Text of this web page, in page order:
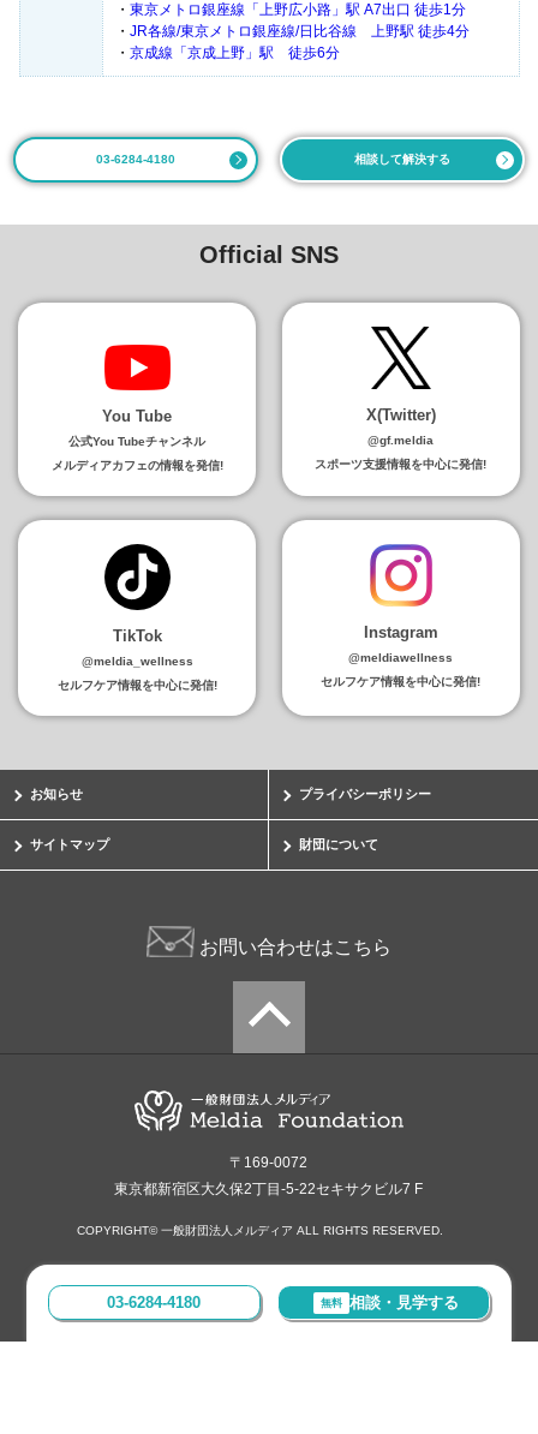
03-6284-4180 無料 相談・見学する
・ 東京メトロ銀座線「上野広小路」駅 A7出口 徒歩1分
・ JR各線/東京メトロ銀座線/日比谷線 上野駅 徒歩4分
・ 京成線「京成上野」駅 徒歩6分
03-6284-4180 相談して解決する
Official SNS
You Tube
公式You Tubeチャンネル
メルディアカフェの情報を発信!
X(Twitter)
@gf.meldia
スポーツ支援情報を中心に発信!
TikTok
@meldia_wellness
セルフケア情報を中心に発信!
Instagram
@meldiawellness
セルフケア情報を中心に発信!
お知らせ プライバシーポリシー
サイトマップ 財団について
お問い合わせはこちら
〒169-0072
東京都新宿区大久保2丁目-5-22セキサクビル7 F
COPYRIGHT© 一般財団法人メルディア ALL RIGHTS RESERVED.